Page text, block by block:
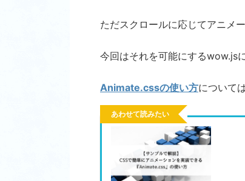
ただスクロールに応じてアニメ
今回はそれを可能にするwow.js
Animate.cssの使い方について
あわせて読みたい